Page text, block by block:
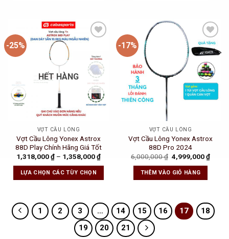
-25%
HẾT HÀNG
VỢT CẦU LÔNG
Vợt Cầu Lông Yonex Astrox
88D Play Chính Hãng Giá Tốt
1,318,000₫ – 1,358,000₫
LỰA CHỌN CÁC TÙY CHỌN
-17%
Add to
Wishlist
VỢT CẦU LÔNG
Vợt Cầu Lông Yonex Astrox
88D Pro 2024
6,000,000₫ Original
price
was:
6,000,000 ₫.
4,999,000₫
THÊM VÀO GIỎ HÀNG
1 2 3 … 14 15 16 17
18
19
20 21